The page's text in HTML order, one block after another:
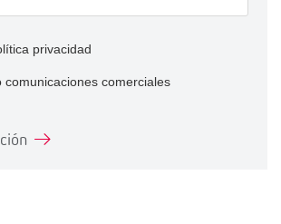
privacidad
comunicaciones comerciales